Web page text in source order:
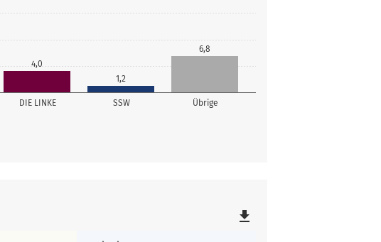
DIE LINKE SSW Übrige
4,0
1,2
6,8
file_download